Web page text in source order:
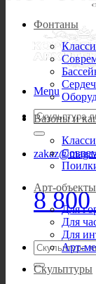
Menu
Искать:
8
Искать:
Фонтаны
Вазоны и
Арт-объекты
Для
Для
Для
Арт-
Скульптуры